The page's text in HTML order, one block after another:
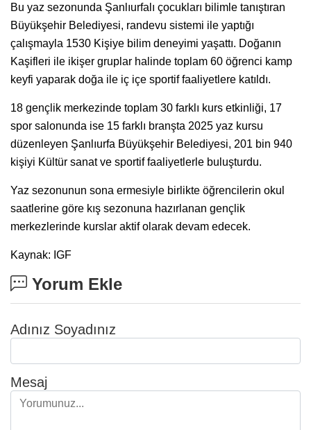
Bu yaz sezonunda Şanlıurfalı çocukları bilimle tanıştıran
Büyükşehir Belediyesi, randevu sistemi ile yaptığı
çalışmayla 1530 Kişiye bilim deneyimi yaşattı. Doğanın
Kaşifleri ile ikişer gruplar halinde toplam 60 öğrenci kamp
keyfi yaparak doğa ile iç içe sportif faaliyetlere katıldı.
18 gençlik merkezinde toplam 30 farklı kurs etkinliği, 17
spor salonunda ise 15 farklı branşta 2025 yaz kursu
düzenleyen Şanlıurfa Büyükşehir Belediyesi, 201 bin 940
kişiyi Kültür sanat ve sportif faaliyetlerle buluşturdu.
Yaz sezonunun sona ermesiyle birlikte öğrencilerin okul
saatlerine göre kış sezonuna hazırlanan gençlik
merkezlerinde kurslar aktif olarak devam edecek.
Kaynak: IGF
Yorum Ekle
Adınız Soyadınız
Mesaj